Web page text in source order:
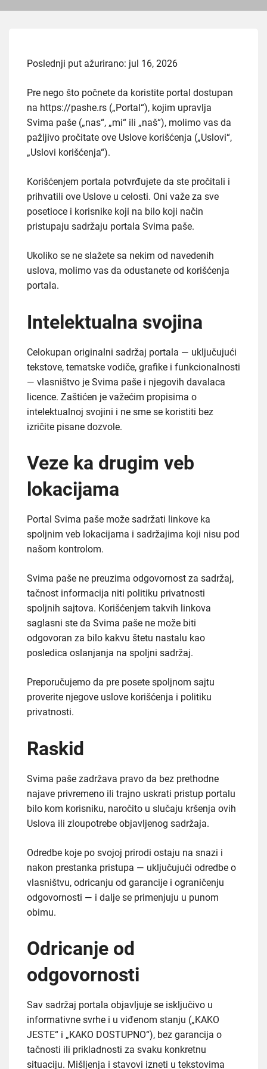
Poslednji put ažurirano: jul 16, 2026
Pre nego što počnete da koristite portal dostupan
na https://pashe.rs („Portal“), kojim upravlja
Svima paše („nas“, „mi“ ili „naš“), molimo vas da
pažljivo pročitate ove Uslove korišćenja („Uslovi“,
„Uslovi korišćenja“).
Korišćenjem portala potvrđujete da ste pročitali i
prihvatili ove Uslove u celosti. Oni važe za sve
posetioce i korisnike koji na bilo koji način
pristupaju sadržaju portala Svima paše.
Ukoliko se ne slažete sa nekim od navedenih
uslova, molimo vas da odustanete od korišćenja
portala.
Intelektualna svojina
Celokupan originalni sadržaj portala — uključujući
tekstove, tematske vodiče, grafike i funkcionalnosti
— vlasništvo je Svima paše i njegovih davalaca
licence. Zaštićen je važećim propisima o
intelektualnoj svojini i ne sme se koristiti bez
izričite pisane dozvole.
Veze ka drugim veb
lokacijama
Portal Svima paše može sadržati linkove ka
spoljnim veb lokacijama i sadržajima koji nisu pod
našom kontrolom.
Svima paše ne preuzima odgovornost za sadržaj,
tačnost informacija niti politiku privatnosti
spoljnih sajtova. Korišćenjem takvih linkova
saglasni ste da Svima paše ne može biti
odgovoran za bilo kakvu štetu nastalu kao
posledica oslanjanja na spoljni sadržaj.
Preporučujemo da pre posete spoljnom sajtu
proverite njegove uslove korišćenja i politiku
privatnosti.
Raskid
Svima paše zadržava pravo da bez prethodne
najave privremeno ili trajno uskrati pristup portalu
bilo kom korisniku, naročito u slučaju kršenja ovih
Uslova ili zloupotrebe objavljenog sadržaja.
Odredbe koje po svojoj prirodi ostaju na snazi i
nakon prestanka pristupa — uključujući odredbe o
vlasništvu, odricanju od garancije i ograničenju
odgovornosti — i dalje se primenjuju u punom
obimu.
Odricanje od
odgovornosti
Sav sadržaj portala objavljuje se isključivo u
informativne svrhe i u viđenom stanju („KAKO
JESTE“ i „KAKO DOSTUPNO“), bez garancija o
tačnosti ili prikladnosti za svaku konkretnu
situaciju. Mišljenja i stavovi izneti u tekstovima